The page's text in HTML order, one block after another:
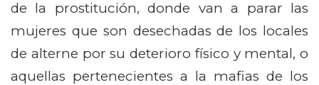
de la prostitución, donde van a parar las
mujeres que son desechadas de los locales
de alterne por su deterioro físico y mental, o
aquellas pertenecientes a la mafias de los